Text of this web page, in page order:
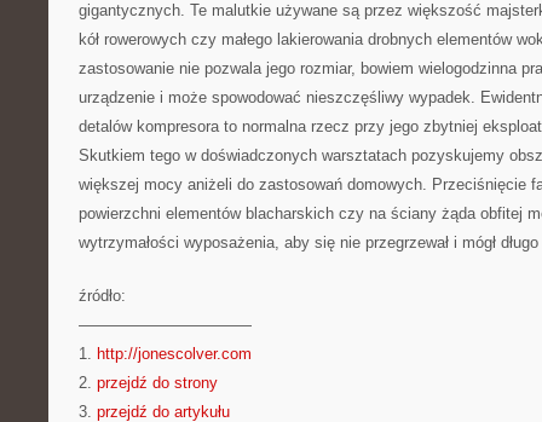
gigantycznych. Te malutkie używane są przez większość
kół rowerowych czy małego lakierowania drobnych elementów
zastosowanie nie pozwala jego rozmiar, bowiem wielogodzinna
urządzenie i może spowodować nieszczęśliwy wypadek.
detalów kompresora to normalna rzecz przy jego zbytniej
Skutkiem tego w doświadczonych warsztatach pozyskujemy
większej mocy aniżeli do zastosowań domowych. Przeciśnięcie
powierzchni elementów blacharskich czy na ściany żąda obfitej
wytrzymałości wyposażenia, aby się nie przegrzewał i mógł
źródło:
———————————
1. http://jonescolver.com
2. przejdź do strony
3. przejdź do artykułu